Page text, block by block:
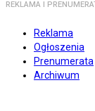
REKLAMA I
Reklama
Ogłoszenia
Prenumerata
Archiwum